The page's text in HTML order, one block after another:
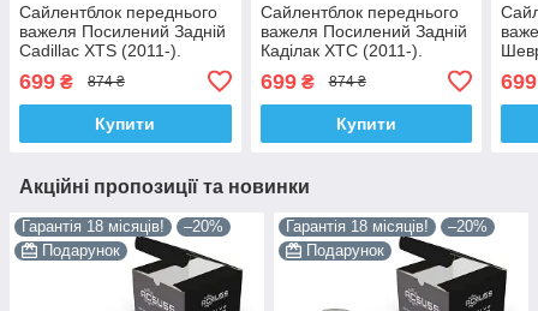
Сайлентблок переднього
важеля Посилений Задній
Cadillac XTS (2011-).
Нижній. Без кронштейна.
Корея ACSUSS! 23121594
, CHAB-J300B
699 ₴ 874 ₴
Купити
Сайлентблок переднього
важеля Посилений Задній
Каділак ХТС (2011-).
Нижній. Без кронштейна.
Корея ACSUSS! 23121594
, CHAB-J300B
699₴ 874 ₴
Купити
,
699
Акційні пропозиції та новинки
Гарантія 18 місяців!
–20%
Подарунок
Гарантія 18 місяців!
–20%
Подарунок